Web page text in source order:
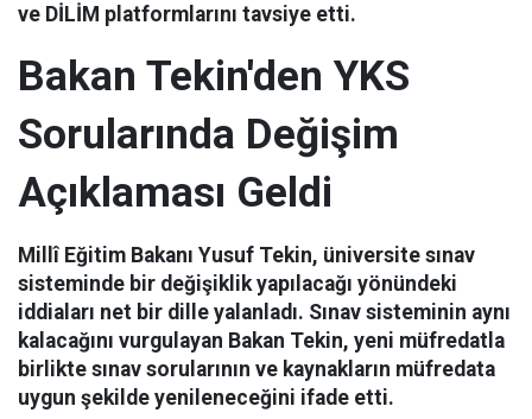
ve DİLİM platformlarını tavsiye etti.
Bakan Tekin'den YKS
Sorularında Değişim
Açıklaması Geldi
Millî Eğitim Bakanı Yusuf Tekin, üniversite sınav
sisteminde bir değişiklik yapılacağı yönündeki
iddiaları net bir dille yalanladı. Sınav sisteminin aynı
kalacağını vurgulayan Bakan Tekin, yeni müfredatla
birlikte sınav sorularının ve kaynakların müfredata
uygun şekilde yenileneceğini ifade etti.